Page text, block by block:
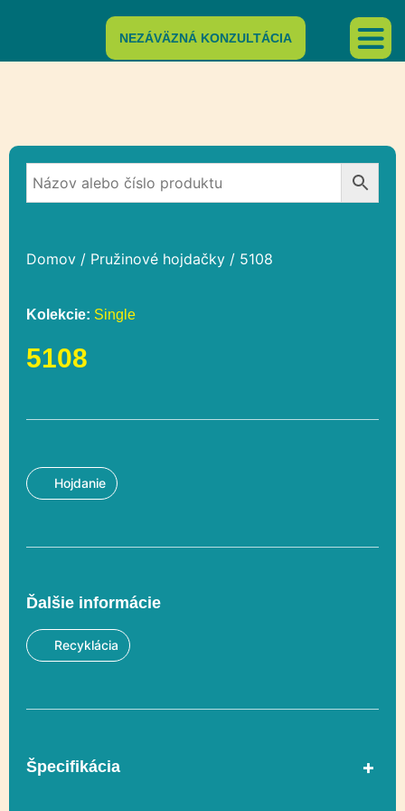
NEZÁVÄZNÁ KONZULTÁCIA
Domov / Pružinové hojdačky / 5108
Kolekcie: Single
5108
Hojdanie
Ďalšie informácie
Recyklácia
Špecifikácia